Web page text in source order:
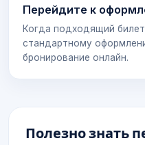
Перейдите к
Когда подходящий
стандартному
бронирование онлайн.
Полезно знать